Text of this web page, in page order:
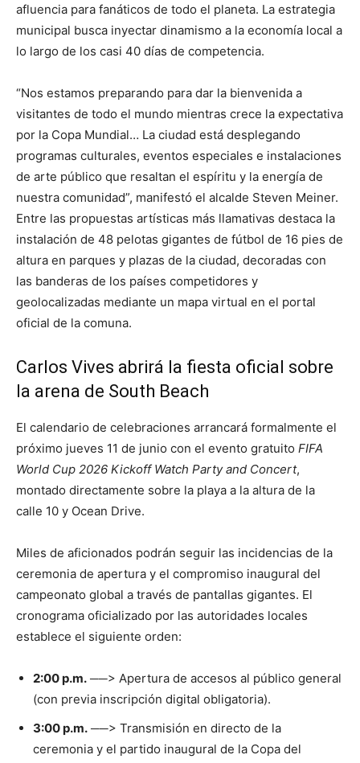
afluencia para fanáticos de todo el planeta. La estrategia
municipal busca inyectar dinamismo a la economía local a
lo largo de los casi 40 días de competencia.
“Nos estamos preparando para dar la bienvenida a
visitantes de todo el mundo mientras crece la expectativa
por la Copa Mundial… La ciudad está desplegando
programas culturales, eventos especiales e instalaciones
de arte público que resaltan el espíritu y la energía de
nuestra comunidad”, manifestó el alcalde Steven Meiner.
Entre las propuestas artísticas más llamativas destaca la
instalación de 48 pelotas gigantes de fútbol de 16 pies de
altura en parques y plazas de la ciudad, decoradas con
las banderas de los países competidores y
geolocalizadas mediante un mapa virtual en el portal
oficial de la comuna.
Carlos Vives abrirá la fiesta oficial sobre
la arena de South Beach
El calendario de celebraciones arrancará formalmente el
próximo jueves 11 de junio con el evento gratuito FIFA
World Cup 2026 Kickoff Watch Party and Concert,
montado directamente sobre la playa a la altura de la
calle 10 y Ocean Drive.
Miles de aficionados podrán seguir las incidencias de la
ceremonia de apertura y el compromiso inaugural del
campeonato global a través de pantallas gigantes. El
cronograma oficializado por las autoridades locales
establece el siguiente orden:
2:00 p.m. ──> Apertura de accesos al público general
(con previa inscripción digital obligatoria).
3:00 p.m. ──> Transmisión en directo de la
ceremonia y el partido inaugural de la Copa del